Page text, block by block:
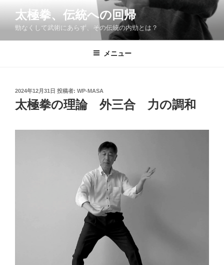
ン
太極拳、伝統への回帰
勁なくして武術にあらず、その伝統の内勁とは？
メニュー
投
日:
2024年12月31日 投稿者: WP-MASA
太極拳の理論 外三合 力の調和